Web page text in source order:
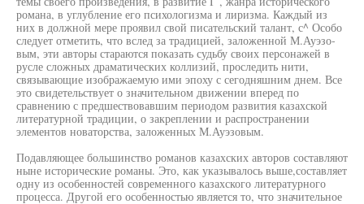
романа, в углубление его психологизма и лиризма. Каждый из
них в должной мере проявил свой писательский талант, с^ Особо
следует отметить, что вслед за традицией, заложенной М.Ауэзо-
вым, эти авторы стараются показать судьбу своих персонажей в
русле сложных драматических коллизий, проследить нити,
связывающие изображаемую ими эпоху с сегодняшним днем. Все
это свидетельствует о значительном движении вперед по
сравнению с предшествовавшим периодом развития казахской
литературной традиции, о закреплении и распространении
элементов новаторства, заложенных М.Ауэзовым.
Подавляющее большинство романов казахских авторов составляют
ныне исторические романы. Это, как указывалось выше,составляет
одну из особенностей современного казахского литературного
процесса. Другой его особенностью является то, что значительное